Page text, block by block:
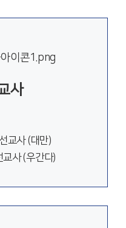
사
교사 (대만)
사 (우간다)